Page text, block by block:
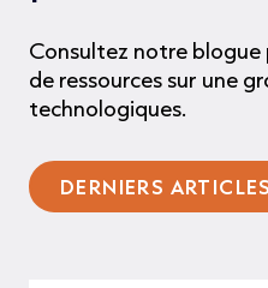
Consultez notre
de ressources sur une
technologiques.
DERNIERS ARTICLES